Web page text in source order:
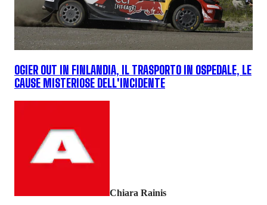
OGIER OUT IN FINLANDIA, IL TRASPORTO IN OSPEDALE, LE
CAUSE MISTERIOSE DELL'INCIDENTE
Chiara Rainis